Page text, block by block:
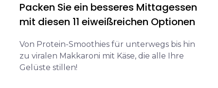
Packen Sie ein besseres Mittagessen
mit diesen 11 eiweißreichen Optionen
Von Protein-Smoothies für unterwegs bis hin
zu viralen Makkaroni mit Käse, die alle Ihre
Gelüste stillen!